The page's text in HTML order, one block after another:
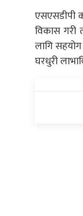
एसएसडीपी
विकास गरी
लागि सहयोग
घरधुरी